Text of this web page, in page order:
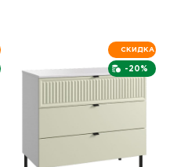
-20%
СКИДКА